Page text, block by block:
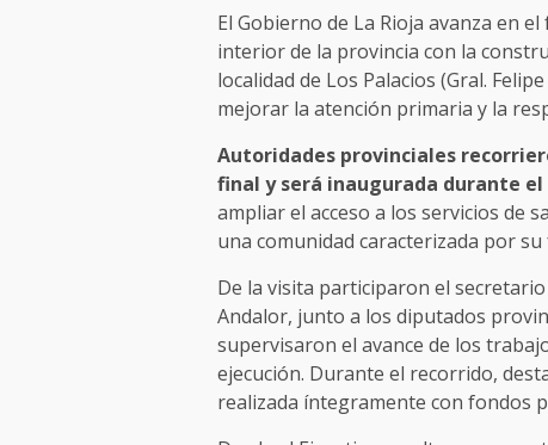
El Gobierno de La Rioja avanza en
interior de la provincia con la
localidad de Los Palacios (Gral.
mejorar la atención primaria y la
Autoridades provinciales
final y será inaugurada durante
ampliar el acceso a los servicios de
una comunidad caracterizada por
De la visita participaron el
Andalor, junto a los diputados
supervisaron el avance de los
ejecución. Durante el recorrido,
realizada íntegramente con fondos